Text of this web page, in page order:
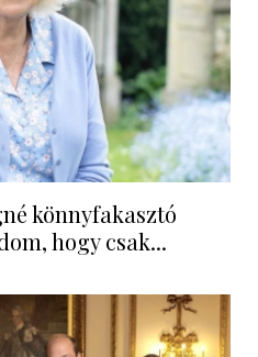
könnyfakasztó
hogy csak...